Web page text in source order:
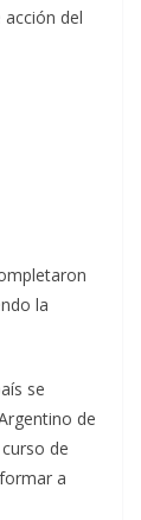
del
la
se
de
de
a